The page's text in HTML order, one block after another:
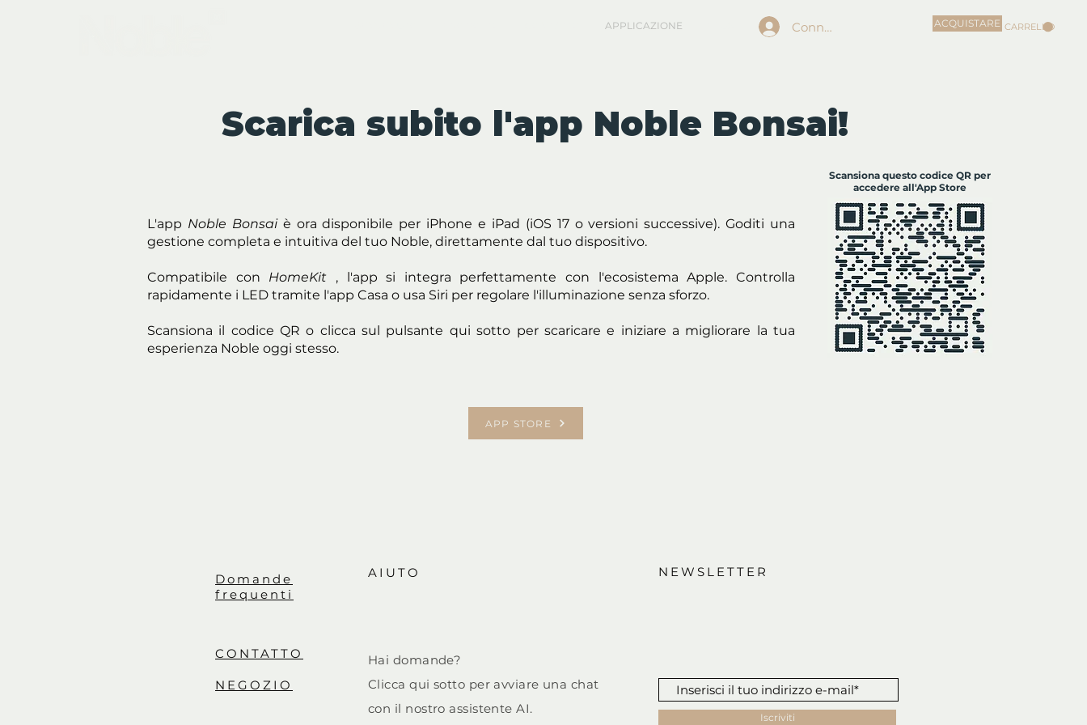
APPLICAZIONE Connexion ACQUISTARE CARRELLO
Scarica subito l'app Noble Bonsai!
L'app Noble Bonsaiè ora disponibile per iPhone e iPad (iOS 17 o versioni successive). Goditi una
gestione completa e intuitiva del tuo Noble, direttamente dal tuo dispositivo.
Compatibile con HomeKit , l'app si integra perfettamente con l'ecosistema Apple. Controlla
rapidamente i LED tramite l'app Casa o usa Siri per regolare l'illuminazione senza sforzo.
Scansiona il codice QR o clicca sul pulsante qui sotto per scaricare e iniziare a migliorare la tua
esperienza Noble oggi stesso.
Scansiona questo codice QR per
accedere all'App Store
APP STORE
Domande
frequenti
AIUTO NEWSLETTER
CONTATTO
NEGOZIO
Hai domande?
Clicca qui sotto per avviare una chat
con il nostro assistente AI.
Iscriviti